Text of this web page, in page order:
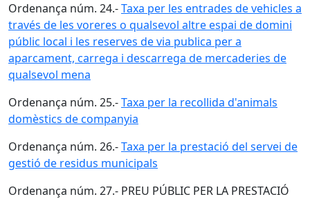
Ordenança núm. 24.-Taxa per les entrades de vehicles a
través de les voreres o qualsevol altre espai de domini
públic local i les reserves de via publica per a
aparcament, carrega i descarrega de mercaderies de
qualsevol mena
Ordenança núm. 25.-Taxa per la recollida d'animals
domèstics de companyia
Ordenança núm. 26.-Taxa per la prestació del servei de
gestió de residus municipals
Ordenança núm. 27.- PREU PÚBLIC PER LA PRESTACIÓ